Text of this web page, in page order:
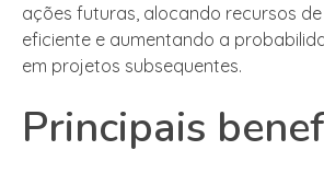
ações futuras, alocando recursos
eficiente e aumentando a
em projetos subsequentes.
Principais